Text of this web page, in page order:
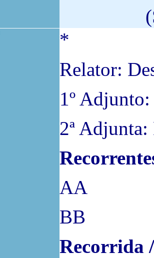
*
Relator:
1º
2ª
AA
BB
Recorrida